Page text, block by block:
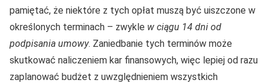
pamiętać, że niektóre z tych opłat muszą być uiszczone w
określonych terminach – zwykle w ciągu 14 dni od
podpisania umowy. Zaniedbanie tych terminów może
skutkować naliczeniem kar finansowych, więc lepiej od razu
zaplanować budżet z uwzględnieniem wszystkich